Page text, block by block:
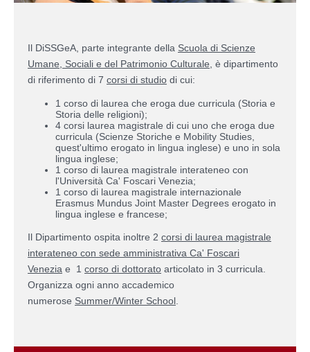
Il DiSSGeA, parte integrante della Scuola di Scienze
Umane, Sociali e del Patrimonio Culturale , è dipartimento
di riferimento di 7 corsi di studio di cui:
1 corso di laurea che eroga due curricula (Storia e
Storia delle religioni);
4 corsi laurea magistrale di cui uno che eroga due
curricula (Scienze Storiche e Mobility Studies,
quest'ultimo erogato in lingua inglese) e uno in sola
lingua inglese;
1 corso di laurea magistrale interateneo con
l'Università Ca' Foscari Venezia;
1 corso di laurea magistrale internazionale
Erasmus Mundus Joint Master Degrees erogato in
lingua inglese e francese;
Il Dipartimento ospita inoltre 2 corsi di laurea magistrale
interateneo con sede amministrativa Ca' Foscari
Venezia e 1 corso di dottorato articolato in 3 curricula.
Organizza ogni anno accademico
numerose Summer/Winter School